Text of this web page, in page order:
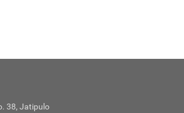
38, Jatipulo